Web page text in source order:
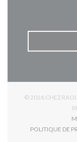
© 2026 CHEZ
POLITIQUE DE